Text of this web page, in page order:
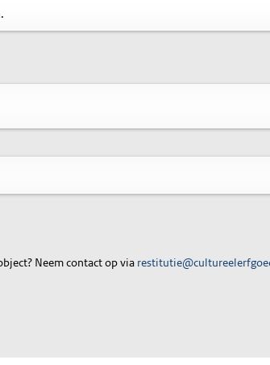
Neem contact op via